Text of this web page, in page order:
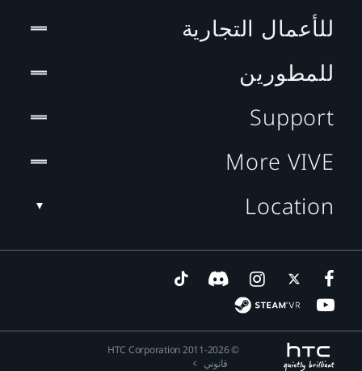
للأعمال التجارية
للمطورين
Support
More VIVE
Location
© 2011-2026 HTC Corporation
قانوني